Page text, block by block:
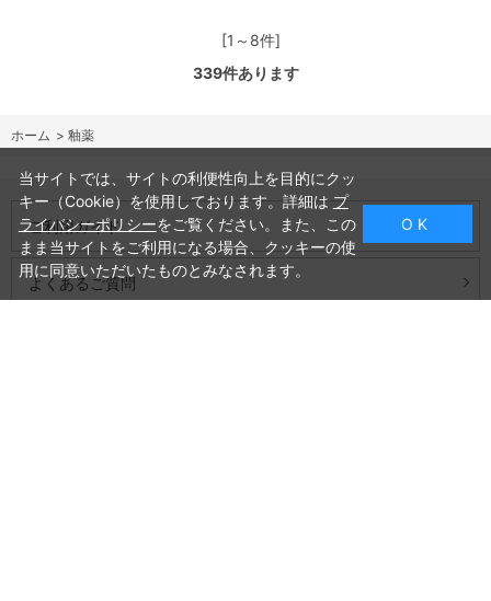
[1～8件]
339件あります
ホーム > 釉薬
ご利用ガイド
よくあるご質問
当サイトでは、サイトの利便性向上を目的にクッ
キー（Cookie）を使用しております。詳細は プ
ライバシーポリシーをご覧ください。また、この
まま当サイトをご利用になる場合、クッキーの使
用に同意いただいたものとみなされます。
O K